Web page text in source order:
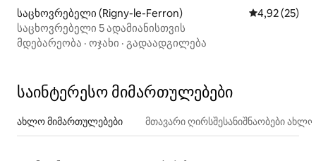
საცხოვრებელი (Rigny-le-Ferron) საშუალო
4,92 (25)
საცხოვრებელი 5 ადამიანისთვის
მდებარეობა · ოჯახი · გადაადგილება
საინტერესო მიმართულებები
ახლო მიმართულებები მთავარი ღირსშესანიშნაობები